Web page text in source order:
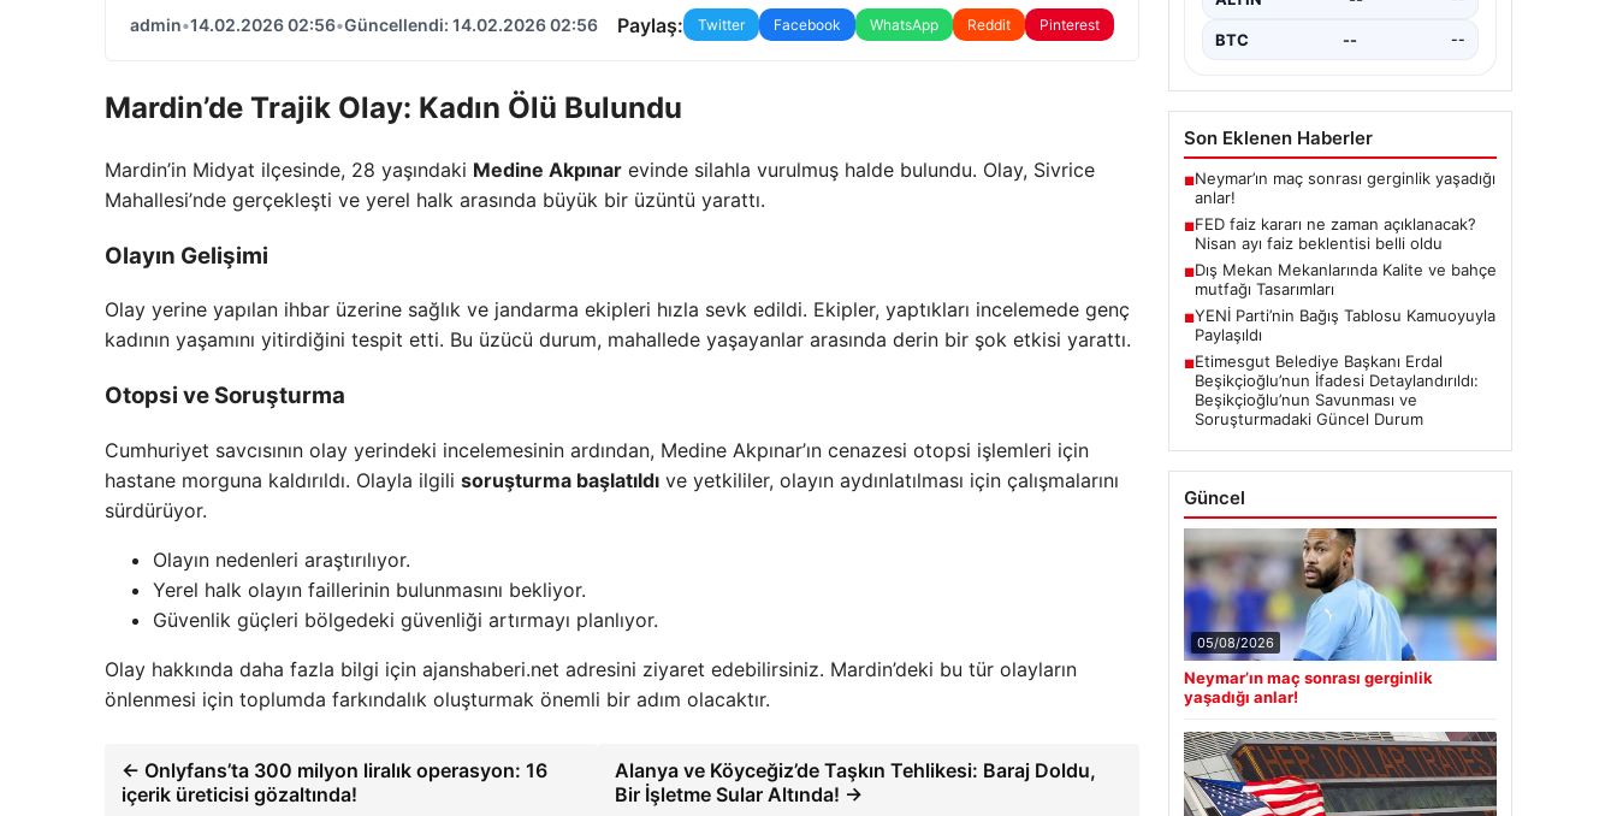
admin•14.02.2026 02:56•Güncellendi: 14.02.2026 02:56 Paylaş: Twitter Facebook WhatsApp Reddit Pinterest
Mardin’de Trajik Olay: Kadın Ölü Bulundu
Mardin’in Midyat ilçesinde, 28 yaşındaki Medine Akpınar evinde silahla vurulmuş halde bulundu. Olay, Sivrice
Mahallesi’nde gerçekleşti ve yerel halk arasında büyük bir üzüntü yarattı.
Olayın Gelişimi
Olay yerine yapılan ihbar üzerine sağlık ve jandarma ekipleri hızla sevk edildi. Ekipler, yaptıkları incelemede genç
kadının yaşamını yitirdiğini tespit etti. Bu üzücü durum, mahallede yaşayanlar arasında derin bir şok etkisi yarattı.
Otopsi ve Soruşturma
Cumhuriyet savcısının olay yerindeki incelemesinin ardından, Medine Akpınar’ın cenazesi otopsi işlemleri için
hastane morguna kaldırıldı. Olayla ilgili soruşturma başlatıldı ve yetkililer, olayın aydınlatılması için çalışmalarını
sürdürüyor.
Olayın nedenleri araştırılıyor.
Yerel halk olayın faillerinin bulunmasını bekliyor.
Güvenlik güçleri bölgedeki güvenliği artırmayı planlıyor.
Olay hakkında daha fazla bilgi için ajanshaberi.net adresini ziyaret edebilirsiniz. Mardin’deki bu tür olayların
önlenmesi için toplumda farkındalık oluşturmak önemli bir adım olacaktır.
← Onlyfans’ta 300 milyon liralık operasyon: 16
içerik üreticisi gözaltında!
Alanya ve Köyceğiz’de Taşkın Tehlikesi: Baraj Doldu,
Bir İşletme Sular Altında! →
BTC --
■Neymar’ın maç sonrası gerginlik yaşadığı
anlar!
FED faiz kararı ne zaman açıklanacak?
Nisan ayı faiz beklentisi belli oldu
Dış Mekan Mekanlarında Kalite ve bahçe
mutfağı Tasarımları
YENİ Parti’nin Bağış Tablosu Kamuoyuyla
Paylaşıldı
Etimesgut Belediye Başkanı Erdal
Beşikçioğlu’nun İfadesi Detaylandırıldı:
Beşikçioğlu’nun Savunması ve
Soruşturmadaki Güncel Durum
05/08/2026
Neymar’ın maç sonrası gerginlik
yaşadığı anlar!